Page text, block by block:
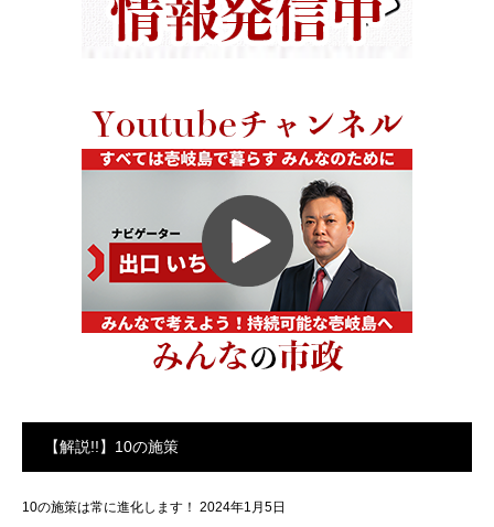
【解説!!】10の施策
10の施策は常に進化します！ 2024年1月5日